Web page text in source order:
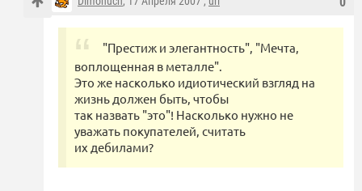
"Престиж и элегантность", "Мечта,
воплощенная в металле".
Это же насколько идиотический взгляд на
жизнь должен быть, чтобы
так назвать "это"! Насколько нужно не
уважать покупателей, считать
их дебилами?